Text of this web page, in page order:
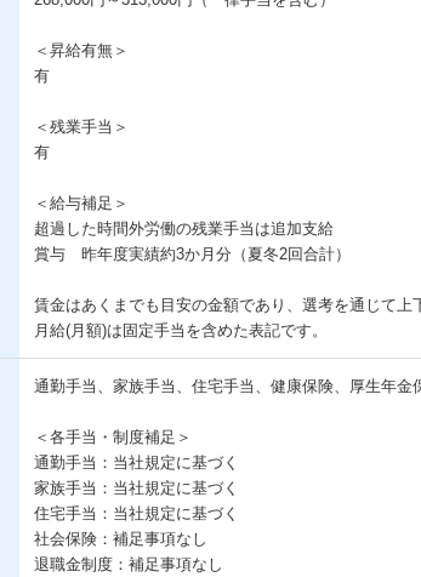
＜昇給有無＞
有
＜残業手当＞
有
＜給与補足＞
超過した時間外労働の残業手当は追加支給
賞与 昨年度実績約3か月分（夏冬2回合計）
賃金はあくまでも目安の金額であり、選考を通じて上
月給(月額)は固定手当を含めた表記です。
通勤手当、家族手当、住宅手当、健康保険、厚生年
＜各手当・制度補足＞
通勤手当：当社規定に基づく
家族手当：当社規定に基づく
住宅手当：当社規定に基づく
社会保険：補足事項なし
退職金制度：補足事項なし